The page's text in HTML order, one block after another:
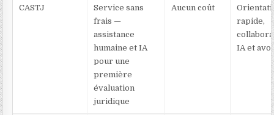
CASTJ
Service sans
frais —
assistance
humaine et IA
pour une
première
évaluation
juridique
Aucun coût
rapide,
IA et